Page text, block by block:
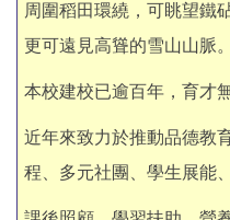
周圍稻田環繞，可眺望鐵
更可遠見高聳的雪山山脈。
本校建校已逾百年，育才
近年來致力於推動品德教
程、多元社團、學生展能、